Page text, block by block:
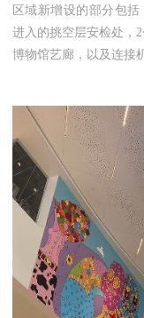
区域新增设的部分包
进入的挑空层安检处，
博物馆艺廊，以及连接